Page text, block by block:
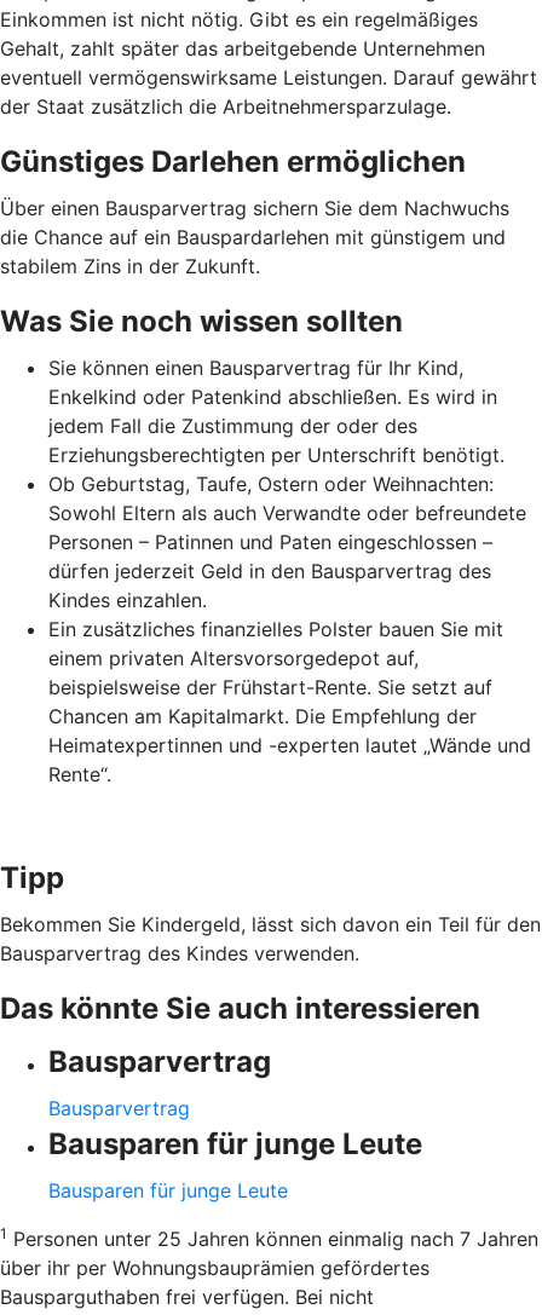
Einkommen ist nicht nötig. Gibt es ein regelmäßiges
Gehalt, zahlt später das arbeitgebende Unternehmen
eventuell vermögenswirksame Leistungen. Darauf gewährt
der Staat zusätzlich die Arbeitnehmer­spar­zulage.
Günstiges Darlehen ermöglichen
Über einen Bausparvertrag sichern Sie dem Nachwuchs
die Chance auf ein Bauspardarlehen mit günstigem und
stabilem Zins in der Zukunft.
Was Sie noch wissen sollten
Sie können einen Bausparvertrag für Ihr Kind,
Enkelkind oder Patenkind abschließen. Es wird in
jedem Fall die Zustimmung der oder des
Erziehungsberechtigten per Unterschrift benötigt.
Ob Geburtstag, Taufe, Ostern oder Weihnachten:
Sowohl Eltern als auch Verwandte oder befreundete
Personen – Patinnen und Paten eingeschlossen –
dürfen jederzeit Geld in den Bausparvertrag des
Kindes einzahlen.
Ein zusätzliches finanzielles Polster bauen Sie mit
einem privaten Altersvorsorgedepot auf,
beispielsweise der Frühstart-Rente. Sie setzt auf
Chancen am Kapitalmarkt. Die Empfehlung der
Heimatexpertinnen und -experten lautet „Wände und
Rente“.
Tipp
Bekommen Sie Kindergeld, lässt sich davon ein Teil für den
Bausparvertrag des Kindes verwenden.
Das könnte Sie auch interessieren
Bausparvertrag
Bausparvertrag
Bausparen für junge Leute
Bausparen für junge Leute
1 Personen unter 25 Jahren können einmalig nach 7 Jahren
über ihr per Wohnungsbauprämien gefördertes
Bausparguthaben frei verfügen. Bei nicht